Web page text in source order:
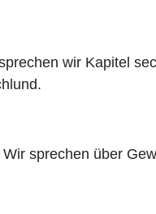
wir Kapitel
sprechen über